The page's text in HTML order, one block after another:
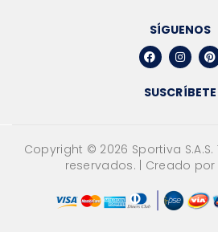
SÍGUENOS
SUSCRÍBETE
Copyright © 2026 Sportiva
reservados. | Creado por